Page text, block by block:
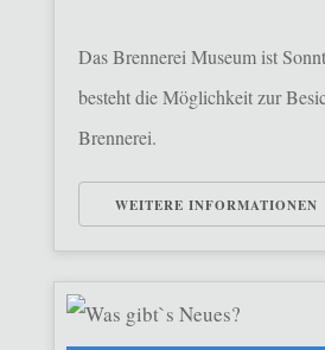
Das Brennerei Museum ist
besteht die Möglichkeit zur
Brennerei.
WEITERE INFORMATIONEN